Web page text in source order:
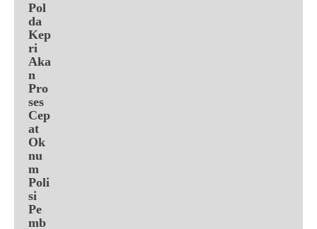
Pol
da
Kep
ri
Aka
n
Pro
ses
Cep
at
Ok
nu
m
Poli
si
Pe
mb